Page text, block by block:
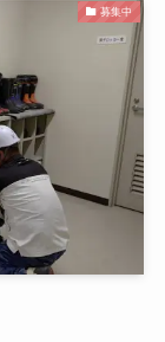
募集中